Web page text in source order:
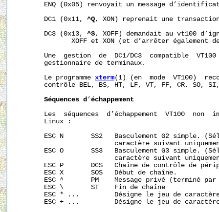
ENQ (0x05) renvoyait un message
       DC1 (0x11,
^Q, XON) reprenait une
       DC3 (0x13,
^S, XOFF) demandait au vt100
XOFF et XON (et d’arrêter également
Une  gestion  de  DC1/DC3  compatible
       gestionnaire de terminaux.
       Le programme
xterm(1) (en  mode  VT100)
contrôle BEL, BS, HT, LF, VT, FF, CR, SO,
Séquences d ’ échappement
Les  séquences  d’échappement  VT100  non
       Linux :
ESC N       SS2   Basculement G2 simple.
caractère suivant
ESC O       SS3   Basculement G3 simple.
caractère suivant
ESC P       DCS   Chaîne de contrôle de
       ESC X       SOS   Début de chaîne.
ESC ^       PM    Message privé (terminé par
       ESC \       ST    Fin de chaîne
ESC * ...         Désigne le jeu de
ESC + ...         Désigne le jeu de